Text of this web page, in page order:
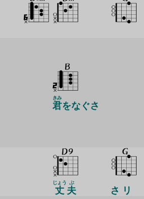
君
きみ
をなぐさ
丈
じょう
夫
ぶ
さ リ